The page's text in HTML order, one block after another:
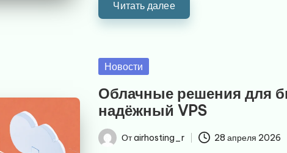
Читать далее
Опубликовано
Новости
Облачные решения для
надёжный VPS
Запись
Отairhosting_r 28 апреля 2026